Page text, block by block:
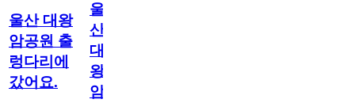
울산 대왕
암공원 출
렁다리에
갔어요.
울
산
대
왕
암